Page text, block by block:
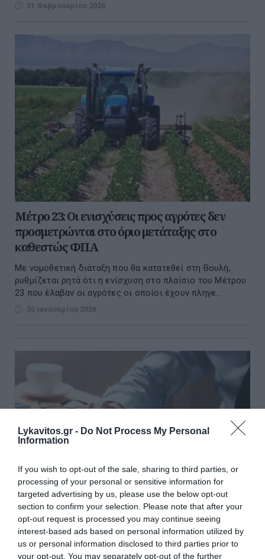
Lykavitos.gr - Do Not Process My Personal
Information
If you wish to opt-out of the sale, sharing to third parties, or
processing of your personal or sensitive information for
targeted advertising by us, please use the below opt-out
section to confirm your selection. Please note that after your
opt-out request is processed you may continue seeing
interest-based ads based on personal information utilized by
us or personal information disclosed to third parties prior to
your opt-out. You may separately opt-out of the further
01 Φεβρουαρίου 2026
Mέτρο 23: Οι ενισχύσεις προς αγρότες δεν
προσμετρώνται στο όριο μετάταξης στο
καθεστώς ΦΠΑ
Με νομοθετική διάταξη που θα κατατεθεί στη Βουλή,
ρυθμίζεται ρητά ότι η ενίσχυση στο πλαίσιο του Μέτρου
23 που έλαβαν οι αγρότες οι οποίοι έχουν πληγε...
30 Ιανουαρίου 2026
Ποιες επιχειρήσεις απαλλάσσονται από τον
ΦΠΑ για συναλλαγές στην ΕΕ